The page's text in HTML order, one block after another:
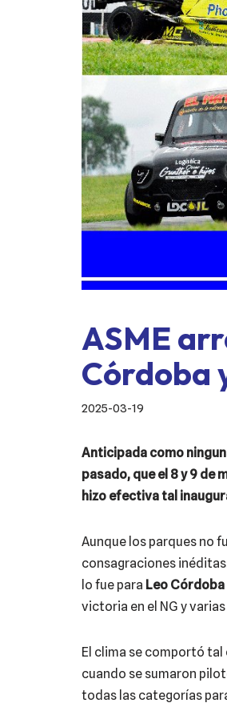
ASME
Córdoba
2025-03-19
Anticipada como
pasado, que el 8 y 9 de
hizo efectiva tal
Aunque los parques no
consagraciones
lo fue para Leo Córdoba
victoria en el NG y
El clima se comportó
cuando se sumaron
todas las categorías